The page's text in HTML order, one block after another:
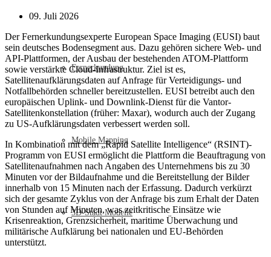
Fernerkundung
Mobile Mapping
3D-Stadt Modelle
09. Juli 2026
Der Fernerkundungsexperte European Space Imaging (EUSI) baut
sein deutsches Bodensegment aus. Dazu gehören sichere Web- und
API-Plattformen, der Ausbau der bestehenden ATOM-Plattform
sowie verstärkte Cloud-Infrastruktur. Ziel ist es,
Satellitenaufklärungsdaten auf Anfrage für Verteidigungs- und
Notfallbehörden schneller bereitzustellen. EUSI betreibt auch den
europäischen Uplink- und Downlink-Dienst für die Vantor-
Satellitenkonstellation (früher: Maxar), wodurch auch der Zugang
zu US-Aufklärungsdaten verbessert werden soll.
In Kombination mit dem „Rapid Satellite Intelligence“ (RSINT)-
Programm von EUSI ermöglicht die Plattform die Beauftragung von
Satellitenaufnahmen nach Angaben des Unternehmens bis zu 30
Minuten vor der Bildaufnahme und die Bereitstellung der Bilder
innerhalb von 15 Minuten nach der Erfassung. Dadurch verkürzt
sich der gesamte Zyklus von der Anfrage bis zum Erhalt der Daten
von Stunden auf Minuten, was zeitkritische Einsätze wie
Krisenreaktion, Grenzsicherheit, maritime Überwachung und
militärische Aufklärung bei nationalen und EU-Behörden
unterstützt.